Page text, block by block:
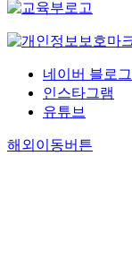
네이버 블로그
인스타그램
유튜브
해외이동버튼